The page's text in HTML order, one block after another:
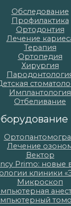
Обследование
Профилактика
Ортодонтия
Лечение
Терапия
Ортопедия
Хирургия
Имплантология
Отбеливание
Лечение
Вектор
Primo: новые
клиники
Микроскоп